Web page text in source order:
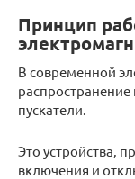
Принцип
В современной
пускатели.
Это устройства,
включения и